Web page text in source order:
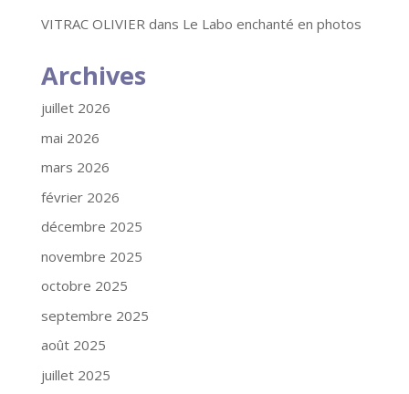
VITRAC OLIVIERdans Le Labo enchanté en photos
Archives
juillet 2026
mai 2026
mars 2026
février 2026
décembre 2025
novembre 2025
octobre 2025
septembre 2025
août 2025
juillet 2025